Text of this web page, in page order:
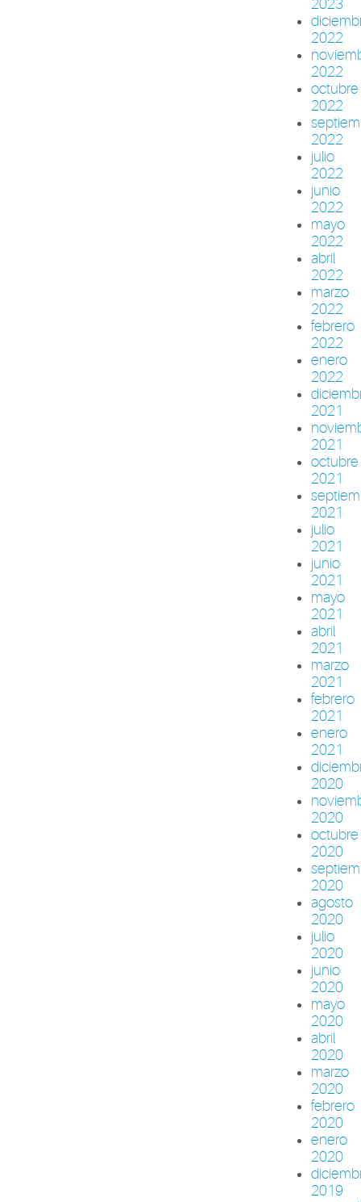
2023
2022
2022
octubre
2022
2022
julio
2022
junio
2022
mayo
2022
abril
2022
marzo
2022
febrero
2022
enero
2022
2021
2021
octubre
2021
2021
julio
2021
junio
2021
mayo
2021
abril
2021
marzo
2021
febrero
2021
enero
2021
2020
2020
octubre
2020
2020
agosto
2020
julio
2020
junio
2020
mayo
2020
abril
2020
marzo
2020
febrero
2020
enero
2020
2019